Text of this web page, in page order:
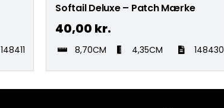
148411
Softail Deluxe – Patch Mærke
40,00 kr.
8,70CM 4,35CM 148430